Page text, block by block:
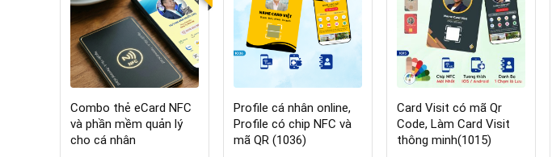
Combo thẻ eCard NFC
và phần mềm quản lý
cho cá nhân
Profile cá nhân online,
Profile có chip NFC và
mã QR (1036)
Card Visit có mã Qr
Code, Làm Card Visit
thông minh(1015)